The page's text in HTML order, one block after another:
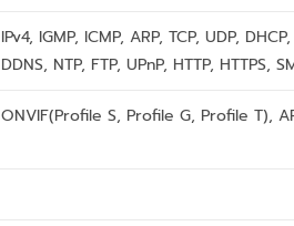
IPv4, IGMP, ICMP, ARP, TCP, UDP,
DDNS, NTP, FTP, UPnP, HTTP, HTTPS,
ONVIF(Profile S, Profile G, Profile T),